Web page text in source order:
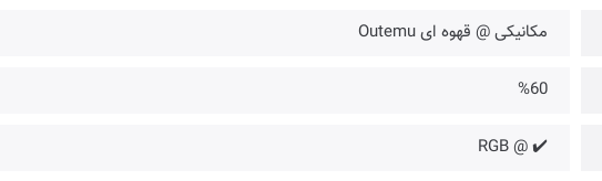
مکانیکی @ قهوه ای Outemu
%60
✔️ @ RGB